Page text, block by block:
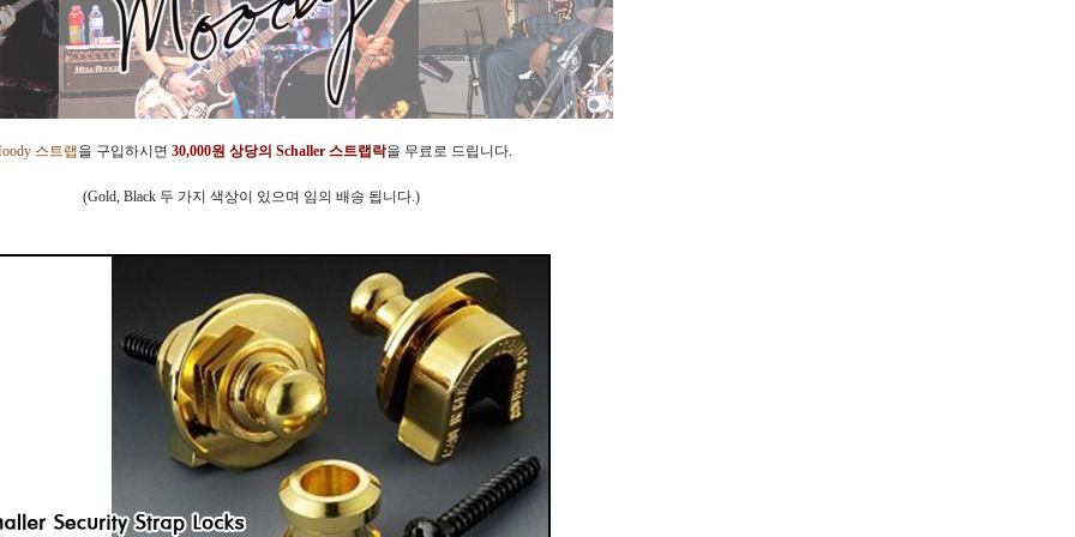
스트랩 을 구입하시면 30,000원 상당의 Schaller 스트랩락을 무료로 드립니다.
(Gold, Black 두 가지 색상이 있으며 임의 배송 됩니다.)